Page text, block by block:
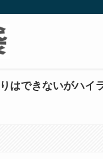
はできないがハイ